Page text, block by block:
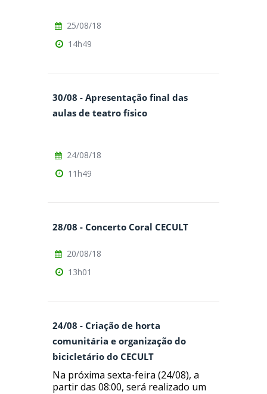
25/08/18
14h49
30/08 - Apresentação final das
aulas de teatro físico
24/08/18
11h49
28/08 - Concerto Coral CECULT
20/08/18
13h01
24/08 - Criação de horta
comunitária e organização do
bicicletário do CECULT
Na próxima sexta-feira (24/08), a
partir das 08:00, será realizado um